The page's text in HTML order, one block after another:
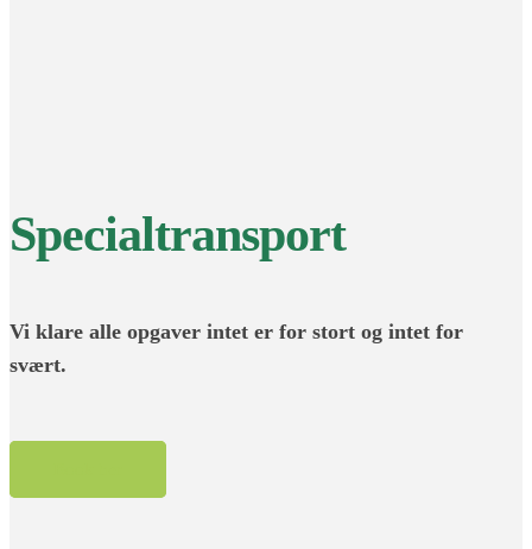
Specialtransport
Vi klare alle opgaver intet er for stort og intet for
svært.